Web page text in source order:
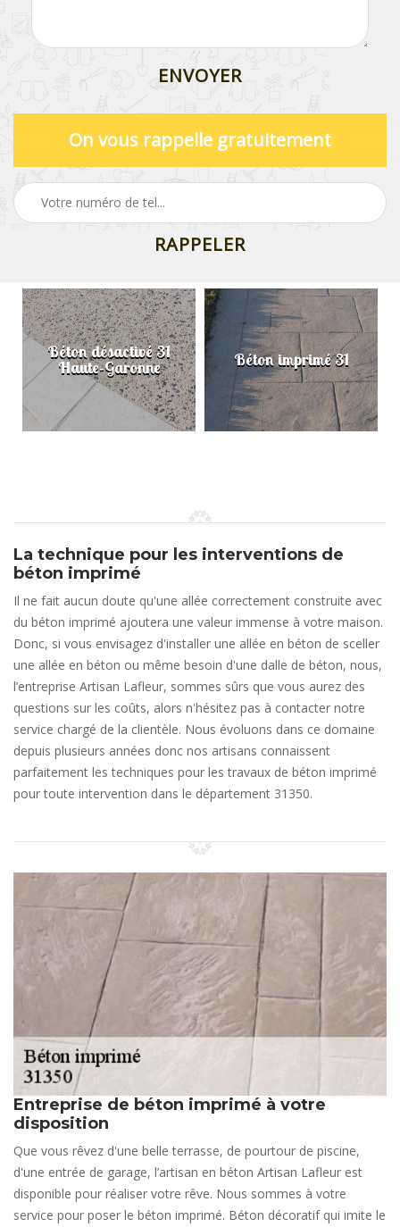
On vous rappelle gratuitement
Béton désactivé 31
Haute-Garonne Béton imprimé 31
La technique pour les interventions de
béton imprimé
Il ne fait aucun doute qu'une allée correctement construite avec
du béton imprimé ajoutera une valeur immense à votre maison.
Donc, si vous envisagez d'installer une allée en béton de sceller
une allée en béton ou même besoin d'une dalle de béton, nous,
l’entreprise Artisan Lafleur, sommes sûrs que vous aurez des
questions sur les coûts, alors n'hésitez pas à contacter notre
service chargé de la clientèle. Nous évoluons dans ce domaine
depuis plusieurs années donc nos artisans connaissent
parfaitement les techniques pour les travaux de béton imprimé
pour toute intervention dans le département 31350.
Entreprise de béton imprimé à votre
disposition
Que vous rêvez d'une belle terrasse, de pourtour de piscine,
d'une entrée de garage, l’artisan en béton Artisan Lafleur est
disponible pour réaliser votre rêve. Nous sommes à votre
service pour poser le béton imprimé. Béton décoratif qui imite le